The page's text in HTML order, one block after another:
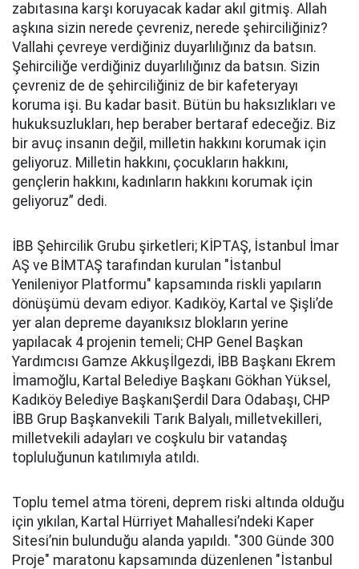
zabıtasına karşı koruyacak kadar akıl gitmiş. Allah
aşkına sizin nerede çevreniz, nerede şehirciliğiniz?
Vallahi çevreye verdiğiniz duyarlılığınız da batsın.
Şehirciliğe verdiğiniz duyarlılığınız da batsın. Sizin
çevreniz de de şehirciliğiniz de bir kafeteryayı
koruma işi. Bu kadar basit. Bütün bu haksızlıkları ve
hukuksuzlukları, hep beraber bertaraf edeceğiz. Biz
bir avuç insanın değil, milletin hakkını korumak için
geliyoruz. Milletin hakkını, çocukların hakkını,
gençlerin hakkını, kadınların hakkını korumak için
geliyoruz” dedi.
İBB Şehircilik Grubu şirketleri; KİPTAŞ, İstanbul İmar
AŞ ve BİMTAŞ tarafından kurulan "İstanbul
Yenileniyor Platformu" kapsamında riskli yapıların
dönüşümü devam ediyor. Kadıköy, Kartal ve Şişli’de
yer alan depreme dayanıksız blokların yerine
yapılacak 4 projenin temeli; CHP Genel Başkan
Yardımcısı Gamze Akkuşİlgezdi, İBB Başkanı Ekrem
İmamoğlu, Kartal Belediye Başkanı Gökhan Yüksel,
Kadıköy Belediye BaşkanıŞerdil Dara Odabaşı, CHP
İBB Grup Başkanvekili Tarık Balyalı, milletvekilleri,
milletvekili adayları ve coşkulu bir vatandaş
topluluğunun katılımıyla atıldı.
Toplu temel atma töreni, deprem riski altında olduğu
için yıkılan, Kartal Hürriyet Mahallesi’ndeki Kaper
Sitesi’nin bulunduğu alanda yapıldı. "300 Günde 300
Proje" maratonu kapsamında düzenlenen "İstanbul